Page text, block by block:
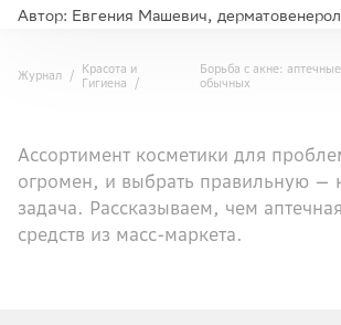
Автор: Евгения Машевич,
Журнал
Красота и
Гигиена
Борьба с акне:
обычных
Ассортимент косметики для
огромен, и выбрать правильную —
задача. Рассказываем, чем
средств из масс-маркета.